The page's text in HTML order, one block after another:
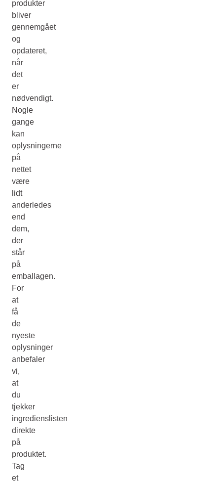
produkter
bliver
gennemgået
og
opdateret,
når
det
er
nødvendigt.
Nogle
gange
kan
oplysningerne
på
nettet
være
lidt
anderledes
end
dem,
der
står
på
emballagen.
For
at
få
de
nyeste
oplysninger
anbefaler
vi,
at
du
tjekker
ingredienslisten
direkte
på
produktet.
Tag
et